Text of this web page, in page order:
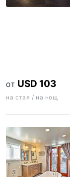
ОТ USD 103
на стая / на нощ